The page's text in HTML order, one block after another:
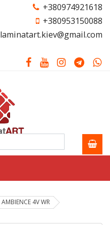
+380974921618
+380953150088
laminatart.kiev@gmail.com
AMBIENCE 4V WR